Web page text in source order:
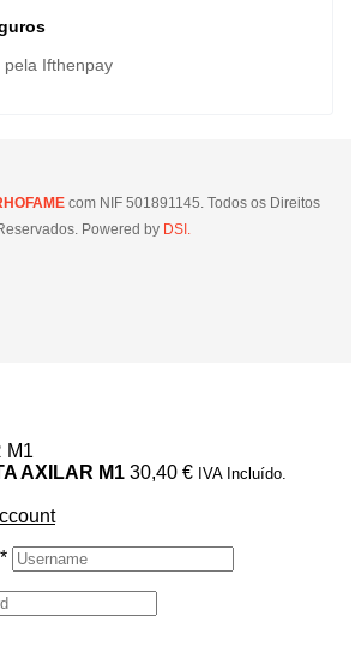
pela Ifthenpay
com NIF 501891145. Todos os Direitos
Powered byDSI.
AXILAR M1 30,40 € IVA Incluído.
*